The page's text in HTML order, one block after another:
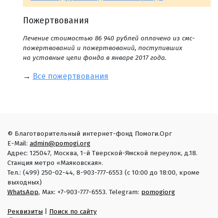
Пожертвования
Лечение стоимостью 86 940 рублей оплачено из смс-
пожертвований и пожертвований, поступивших
на уставные цели фонда в январе 2017 года.
→ Все пожертвования
© Благотворительный интернет-фонд Помоги.Орг
E-Mail: admin@pomogi.org
Адрес: 125047, Москва, 1-й Тверской-Ямской переулок, д.18.
Станция метро «Маяковская».
Тел.: (499) 250-02-44, 8-903-777-6553 (с 10:00 до 18:00, кроме
выходных)
WhatsApp, Max: +7-903-777-6553. Telegram: pomogiorg
Реквизиты
Поиск по сайту